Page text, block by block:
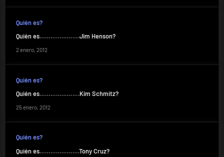
Quién es?
Quién es………………….Jim Henson?
2 enero, 2012
Quién es?
Quién es………………….Kim Schmitz?
25 enero, 2012
Quién es?
Quién es………………….Tony Cruz?